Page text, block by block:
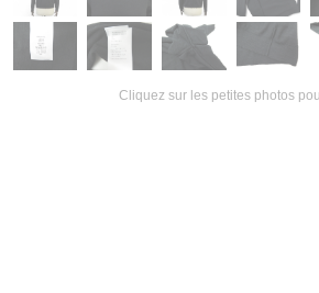
Cliquez sur les petites photos